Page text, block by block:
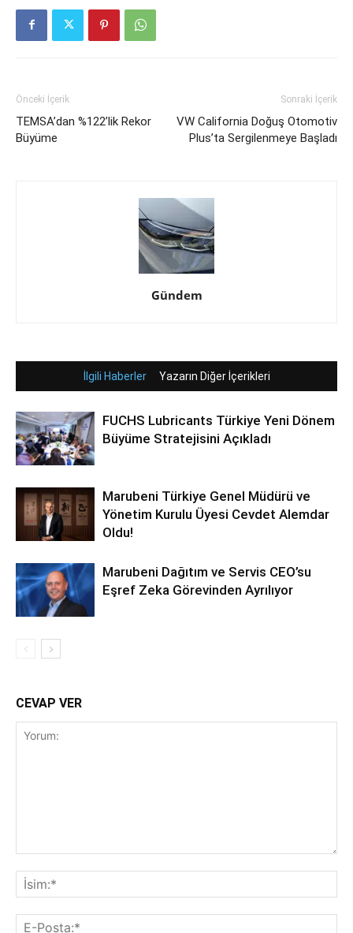
Önceki İçerik
TEMSA’dan %122’lik Rekor
Büyüme
Sonraki İçerik
VW California Doğuş Otomotiv
Plus’ta Sergilenmeye Başladı
Gündem
İlgili Haberler Yazarın Diğer İçerikleri
FUCHS Lubricants Türkiye Yeni Dönem
Büyüme Stratejisini Açıkladı
Marubeni Türkiye Genel Müdürü ve
Yönetim Kurulu Üyesi Cevdet Alemdar
Oldu!
Marubeni Dağıtım ve Servis CEO’su
Eşref Zeka Görevinden Ayrılıyor
CEVAP VER